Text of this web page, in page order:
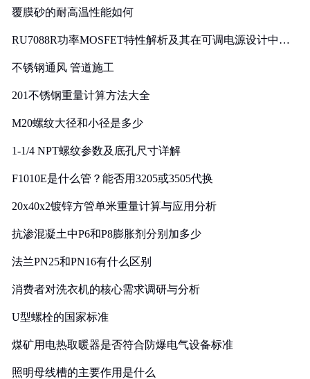
覆膜砂的耐高温性能如何
RU7088R功率MOSFET特性解析及其在可调电源设计中的
不锈钢通风 管道施工
201不锈钢重量计算方法大全
M20螺纹大径和小径是多少
1-1/4 NPT螺纹参数及底孔尺寸详解
F1010E是什么管？能否用3205或3505代换
20x40x2镀锌方管单米重量计算与应用分析
抗渗混凝土中P6和P8膨胀剂分别加多少
法兰PN25和PN16有什么区别
消费者对洗衣机的核心需求调研与分析
U型螺栓的国家标准
煤矿用电热取暖器是否符合防爆电气设备标准
照明母线槽的主要作用是什么